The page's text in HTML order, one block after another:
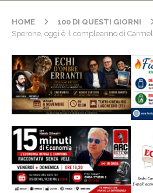
HOME 100 DI QUESTI GIORNI
Sperone, oggi è il compleanno di